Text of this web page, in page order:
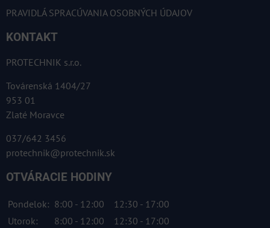
PRAVIDLÁ SPRACÚVANIA OSOBNÝCH ÚDAJOV
KONTAKT
PROTECHNIK s.r.o.
Továrenská 1404/27
953 01
Zlaté Moravce
037/642 3456
protechnik@protechnik.sk
OTVÁRACIE HODINY
Pondelok: 8:00 - 12:00
12:30 - 17:00
Utorok:
8:00 - 12:00 12:30 - 17:00